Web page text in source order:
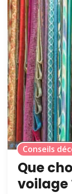
Conseils
Que
voilage